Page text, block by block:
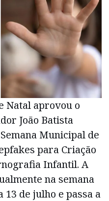
Natal aprovou o
João Batista
Municipal de
para Criação
Infantil. A
na semana
de julho e passa a